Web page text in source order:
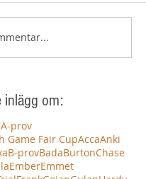
inlägg om:
A-prov
Game Fair CupAccaAnki
B-provBadaBurtonChase
EmberEmmet